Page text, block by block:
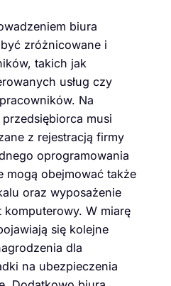
biura
zróżnicowane i
takich jak
usług czy
Na
musi
z rejestracją firmy
oprogramowania
mogą obejmować także
oraz wyposażenie
W miarę
się kolejne
dla
na ubezpieczenia